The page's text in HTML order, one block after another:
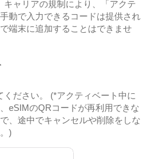
キャリアの規制により、「アクテ
動で入力できるコードは提供され
端末に追加することはできませ
ください。 (*アクティベート中に
eSIMのQRコードが再利用できな
、途中でキャンセルや削除をしな
)